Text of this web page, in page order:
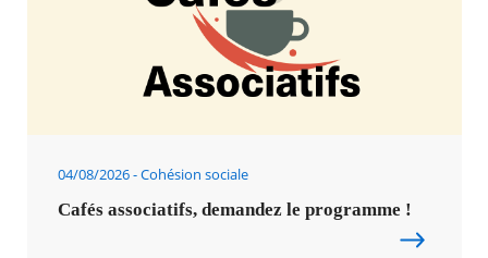
04/08/2026 Cohésion sociale
Cafés associatifs, demandez le programme !